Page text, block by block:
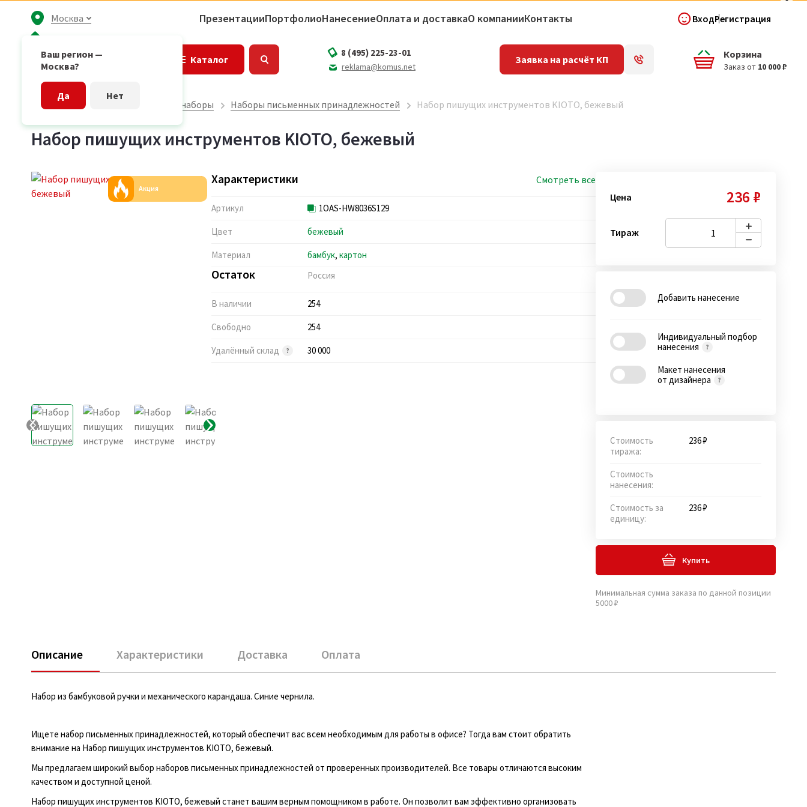
Москва
Ваш регион —
Москва?
Да Нет
ПрезентацииПортфолиоНанесениеОплата и доставкаО компанииКонтакты ВходРегистрация
Каталог Корзина
Заказ от 10 000 ₽
8 (495) 225-23-01
reklama@komus.net
Заявка на расчёт КП
Главная страница Подарочные наборы Наборы письменных принадлежностей Набор пишущих инструментов KIOTO, бежевый
Набор пишущих инструментов KIOTO, бежевый
Акция
Характеристики Смотреть все
Артикул 1OAS-HW8036S129
Цвет бежевый
Материал бамбук, картон
Остаток Россия
В наличии 254
Свободно 254
Удалённый склад 30 000
Цена 236 ₽
Тираж
Добавить нанесение
Индивидуальный подбор
нанесения
Макет нанесения
от дизайнера
Стоимость
тиража:
236 ₽
Стоимость
нанесения:
Стоимость за
единицу:
236 ₽
Купить
Минимальная сумма заказа по данной позиции
5000 ₽
Описание Характеристики Доставка Оплата
Набор из бамбуковой ручки и механического карандаша. Синие чернила.
Ищете набор письменных принадлежностей, который обеспечит вас всем необходимым для работы в офисе? Тогда вам стоит обратить
внимание на Набор пишущих инструментов KIOTO, бежевый.
Мы предлагаем широкий выбор наборов письменных принадлежностей от проверенных производителей. Все товары отличаются высоким
качеством и доступной ценой.
Набор пишущих инструментов KIOTO, бежевый станет вашим верным помощником в работе. Он позволит вам эффективно организовать